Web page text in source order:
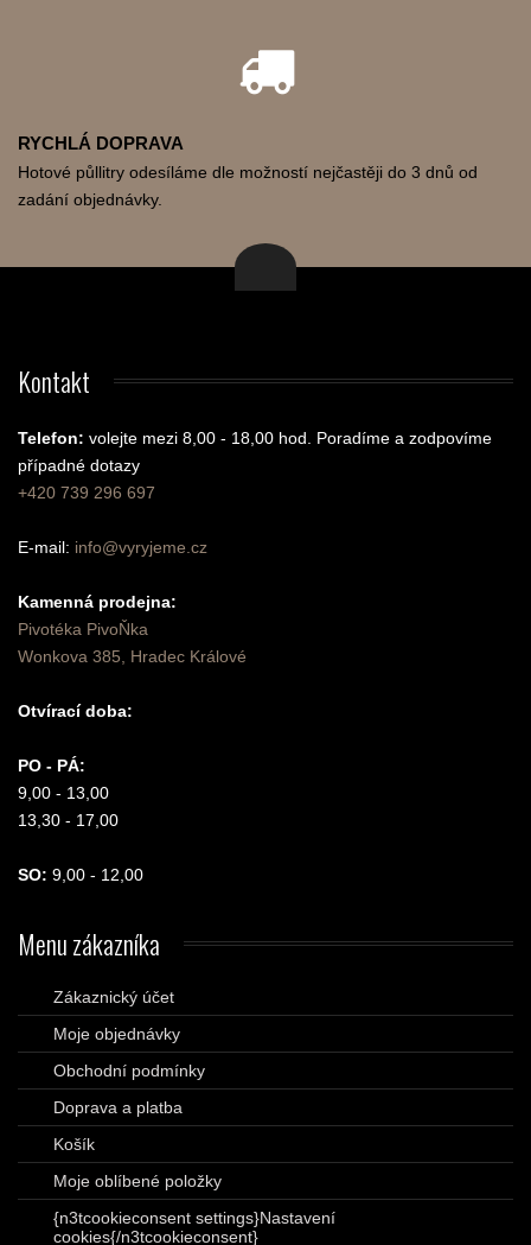
RYCHLÁ DOPRAVA
Hotové půllitry odesíláme dle možností nejčastěji do 3 dnů od
zadání objednávky.
Kontakt
Telefon: volejte mezi 8,00 - 18,00 hod. Poradíme a zodpovíme
případné dotazy
+420 739 296 697
E-mail: info@vyryjeme.cz
Kamenná prodejna:
Pivotéka PivoŇka
Wonkova 385, Hradec Králové
Otvírací doba:
PO - PÁ:
9,00 - 13,00
13,30 - 17,00
SO: 9,00 - 12,00
Menuzákazníka
Zákaznický účet
Moje objednávky
Obchodní podmínky
Doprava a platba
Košík
Moje oblíbené položky
{n3tcookieconsent settings}Nastavení
cookies{/n3tcookieconsent}